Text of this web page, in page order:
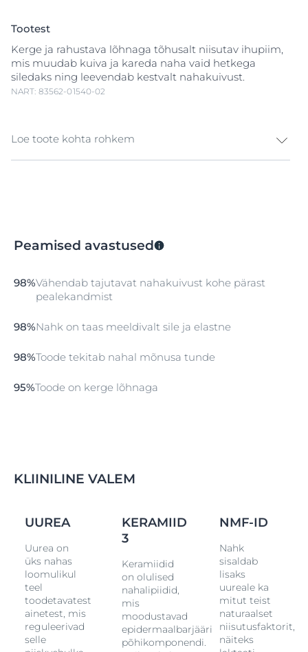
Tootest
Kerge ja rahustava lõhnaga tõhusalt niisutav ihupiim,
mis muudab kuiva ja kareda naha vaid hetkega
siledaks ning leevendab kestvalt nahakuivust.
NART: 83562-01540-02
Loe toote kohta rohkem
nahk muutudakuivaks. Eucerin UreaRepair PLUS
kareda naha igapäevahoolduseks. Tänu erilaadsele
koostisainete kooslusele – uureale, muudele
loomulikele niisutusteguritele ja keramiididele – seob
kaitsekihti, et ennetada edasist niiskuskadu. On
ning tagab tõhusa ja pikaajalise niisutuse, hoides kuni
nahale mõeldud ihupiim on kergelt lõhnastatud
täiskasvanutele, sh küpse naha ja/või diabeedi korral,
Peamised avastused
98%Vähendab tajutavat nahakuivust kohe pärast
pealekandmist
98%Nahk on taas meeldivalt sile ja elastne
98%Toode tekitab nahal mõnusa tunde
95%Toode on kerge lõhnaga
KLIINILINE VALEM
UUREA
Uurea on
üks nahas
loomulikul
teel
toodetavatest
ainetest, mis
reguleerivad
selle
KERAMIID
3
Keramiidid
on olulised
nahalipiidid,
mis
moodustavad
epidermaalbarjääri
põhikomponendi.
NMF-ID
Nahk
sisaldab
lisaks
uureale ka
mitut teist
naturaalset
niisutusfaktorit,
näiteks